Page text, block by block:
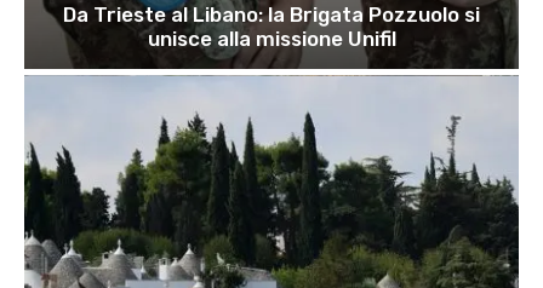
Da Trieste al Libano: la Brigata Pozzuolo si
unisce alla missione Unifil